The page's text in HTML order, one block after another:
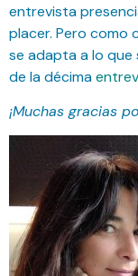
entrevista
placer. Pero como
se adapta a lo que
de la décima
¡Muchas gracias